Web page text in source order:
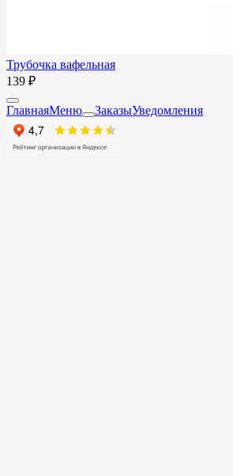
Трубочка вафельная
139 ₽
ГлавнаяМеню ЗаказыУведомления